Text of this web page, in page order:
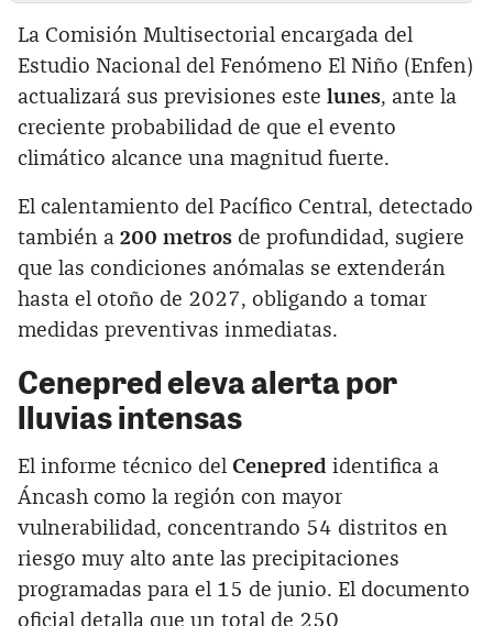
La Comisión Multisectorial encargada del
Estudio Nacional del Fenómeno El Niño (Enfen)
actualizará sus previsiones este lunes, ante la
creciente probabilidad de que el evento
climático alcance una magnitud fuerte.
El calentamiento del Pacífico Central, detectado
también a 200 metros de profundidad, sugiere
que las condiciones anómalas se extenderán
hasta el otoño de 2027, obligando a tomar
medidas preventivas inmediatas.
Cenepred eleva alerta por
lluvias intensas
El informe técnico del Cenepred identifica a
Áncash como la región con mayor
vulnerabilidad, concentrando 54 distritos en
riesgo muy alto ante las precipitaciones
programadas para el 15 de junio. El documento
oficial detalla que un total de 250